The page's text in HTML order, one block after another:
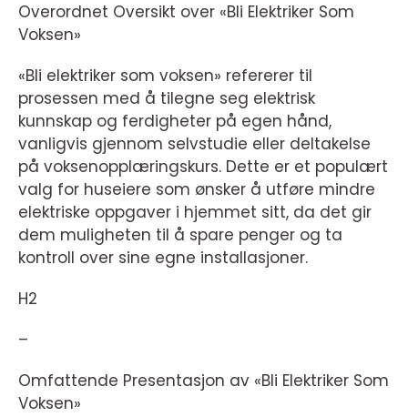
Overordnet Oversikt over «Bli Elektriker Som
Voksen»
«Bli elektriker som voksen» refererer til
prosessen med å tilegne seg elektrisk
kunnskap og ferdigheter på egen hånd,
vanligvis gjennom selvstudie eller deltakelse
på voksenopplæringskurs. Dette er et populært
valg for huseiere som ønsker å utføre mindre
elektriske oppgaver i hjemmet sitt, da det gir
dem muligheten til å spare penger og ta
kontroll over sine egne installasjoner.
H2
–
Omfattende Presentasjon av «Bli Elektriker Som
Voksen»